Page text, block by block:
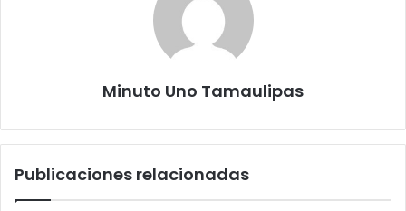
Minuto Uno Tamaulipas
Publicaciones relacionadas